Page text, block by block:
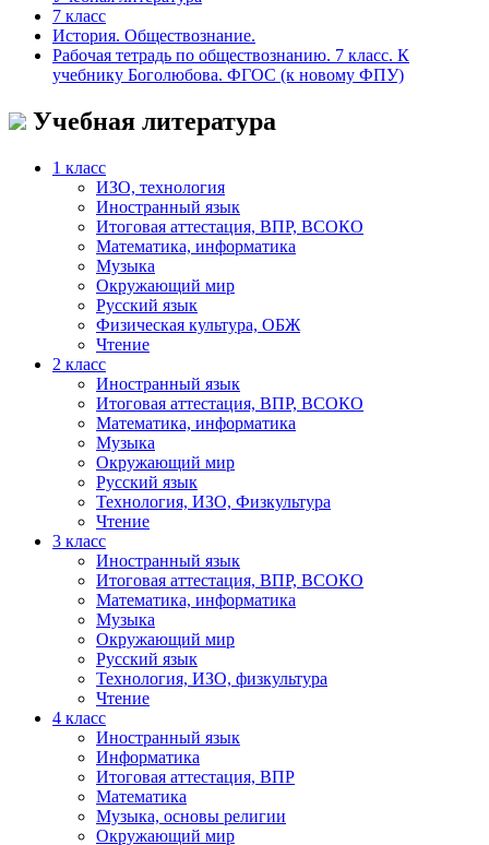
7 класс
История. Обществознание.
Рабочая тетрадь по обществознанию. 7 класс. К
учебнику Боголюбова. ФГОС (к новому ФПУ)
Учебная литература
1 класс
ИЗО, технология
Иностранный язык
Итоговая аттестация, ВПР, ВСОКО
Математика, информатика
Музыка
Окружающий мир
Русский язык
Физическая культура, ОБЖ
Чтение
2 класс
Иностранный язык
Итоговая аттестация, ВПР, ВСОКО
Математика, информатика
Музыка
Окружающий мир
Русский язык
Технология, ИЗО, Физкультура
Чтение
3 класс
Иностранный язык
Итоговая аттестация, ВПР, ВСОКО
Математика, информатика
Музыка
Окружающий мир
Русский язык
Технология, ИЗО, физкультура
Чтение
4 класс
Иностранный язык
Информатика
Итоговая аттестация, ВПР
Математика
Музыка, основы религии
Окружающий мир